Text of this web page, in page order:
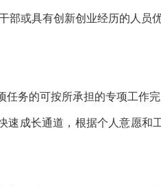
部或具有创新创业经历的人员优
务的可按所承担的专项工作完
成长通道，根据个人意愿和